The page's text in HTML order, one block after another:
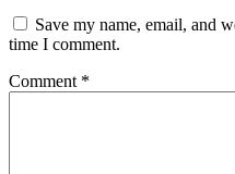
Save my name, email, and
time I comment.
Comment *